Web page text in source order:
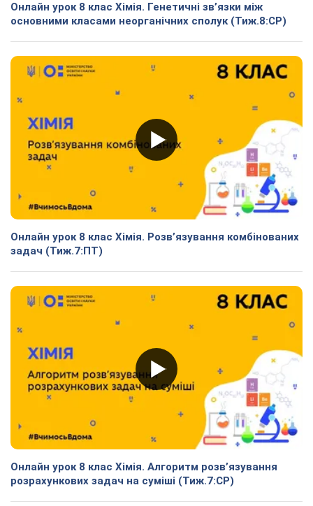
Онлайн урок 8 клас Хімія. Генетичні зв’язки між
основними класами неорганічних сполук (Тиж.8:СР)
Онлайн урок 8 клас Хімія. Розв’язування комбінованих
задач (Тиж.7:ПТ)
Онлайн урок 8 клас Хімія. Алгоритм розв’язування
розрахункових задач на суміші (Тиж.7:СР)